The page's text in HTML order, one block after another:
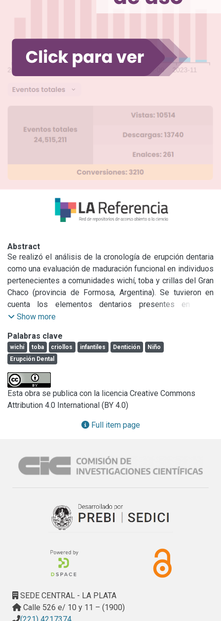
Abstract
Se realizó el análisis de la cronología de erupción dentaria
como una evaluación de maduración funcional en individuos
pertenecientes a comunidades wichí, toba y crillas del Gran
Chaco (provincia de Formosa, Argentina). Se tuvieron en
cuenta los elementos dentarios presentes en cada
hemiarcada izquierda y el orden de erupción. El objetivo del
variables en la población infantil de ambos sexos de las
distintas comunidades. La muestra estuvo integrada por
159 individuos entre 6 y 12 años. La metodología aplicada
fue la del conteo de las piezas dentarias individuales. Los
datos fueron volcados en una ficha odontológica pertinente.
Se analizó comparativamente el orden de erupción en cada
muestra investigada. Resultados: a) diferencias de
erupción entre los wichí, toba y criollos; b) alteración en el
respecto a los varones. Concluimos que los grupos
pertenecientes a la misma zona geográfica, pero con
ambiental sobre el determinante genético.
Show more
Palabras clave
wichí toba criollos infantiles Dentición
Niño
Erupción Dental
Esta obra se publica con la licencia Creative Commons
Attribution 4.0 International (BY 4.0)
Full item page
SEDE CENTRAL - LA PLATA
Calle 526 e/ 10 y 11 – (1900)